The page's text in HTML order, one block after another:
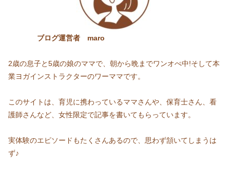
ブログ運営者 maro
2歳の息子と5歳の娘のママで、朝から晩までワンオぺ中!そして本
業ヨガインストラクターのワーママです。
このサイトは、育児に携わっているママさんや、保育士さん、看
護師さんなど、女性限定で記事を書いてもらっています。
実体験のエピソードもたくさんあるので、思わず頷いてしまうは
ず♪